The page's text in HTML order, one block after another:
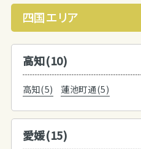
四国エリア
高知(10)
高知(5) 蓮池町通(5)
愛媛(15)